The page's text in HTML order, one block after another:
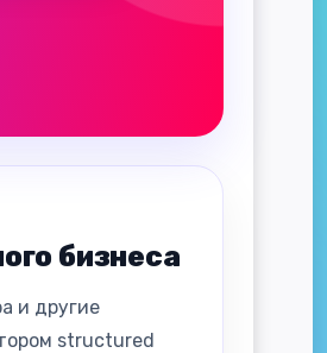
бизнеса
и другие
structured